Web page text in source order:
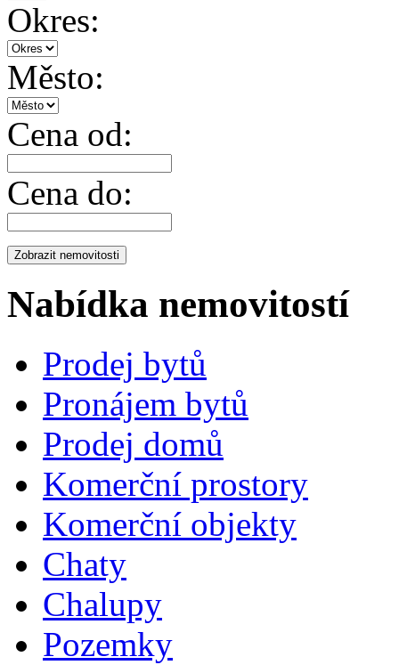
Okres:
Město:
Cena od:
Cena do:
Nabídka nemovitostí
Prodej bytů
Pronájem bytů
Prodej domů
Komerční prostory
Komerční objekty
Chaty
Chalupy
Pozemky